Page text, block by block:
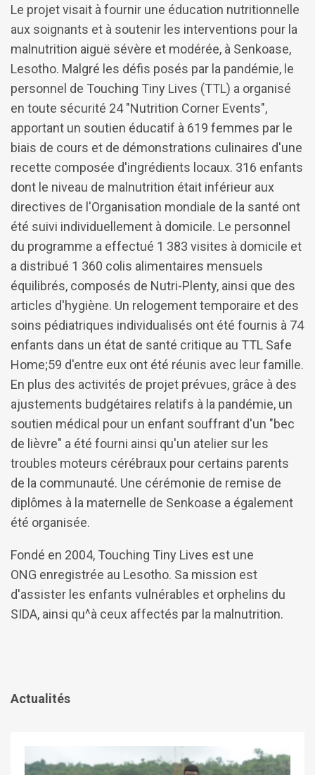
Le projet visait à fournir une éducation nutritionnelle
aux soignants et à soutenir les interventions pour la
malnutrition aiguë sévère et modérée, à Senkoase,
Lesotho. Malgré les défis posés par la pandémie, le
personnel de Touching Tiny Lives (TTL) a organisé
en toute sécurité 24 "Nutrition Corner Events",
apportant un soutien éducatif à 619 femmes par le
biais de cours et de démonstrations culinaires d'une
recette composée d'ingrédients locaux. 316 enfants
dont le niveau de malnutrition était inférieur aux
directives de l'Organisation mondiale de la santé ont
été suivi individuellement à domicile. Le personnel
du programme a effectué 1 383 visites à domicile et
a distribué 1 360 colis alimentaires mensuels
équilibrés, composés de Nutri-Plenty, ainsi que des
articles d'hygiène. Un relogement temporaire et des
soins pédiatriques individualisés ont été fournis à 74
enfants dans un état de santé critique au TTL Safe
Home;59 d'entre eux ont été réunis avec leur famille.
En plus des activités de projet prévues, grâce à des
ajustements budgétaires relatifs à la pandémie, un
soutien médical pour un enfant souffrant d'un "bec
de lièvre" a été fourni ainsi qu'un atelier sur les
troubles moteurs cérébraux pour certains parents
de la communauté. Une cérémonie de remise de
diplômes à la maternelle de Senkoase a également
été organisée.
Fondé en 2004, Touching Tiny Lives est une
ONG enregistrée au Lesotho. Sa mission est
d'assister les enfants vulnérables et orphelins du
SIDA, ainsi qu^à ceux affectés par la malnutrition.
Actualités